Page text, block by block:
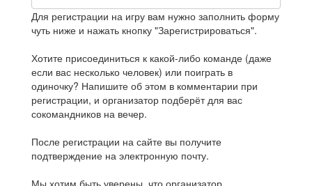
Для регистрации на игру вам нужно заполнить форму
чуть ниже и нажать кнопку "Зарегистрироваться".
Хотите присоединиться к какой-либо команде (даже
если вас несколько человек) или поиграть в
одиночку? Напишите об этом в комментарии при
регистрации, и организатор подберёт для вас
сокомандников на вечер.
После регистрации на сайте вы получите
подтверждение на электронную почту.
Мы хотим быть уверены, что организатор